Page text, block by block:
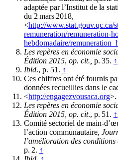
adaptée par l’Institut de la
du 2 mars 2018,
<http://www.stat.gouv.qc.ca/
remuneration/remuneration-
hebdomadaire/
Les repères en économie
Édition 2015, op. cit., p. 35. ↑
Ibid., p. 51. ↑
Ces chiffres ont été fournis
données recueillies dans le
<http://engagezvousaca.org>.
Les repères en économie
Édition 2015, op. cit., p. 51. ↑
Comité sectoriel de main-
l’action communautaire,
l’amélioration des conditions
p. 2. ↑